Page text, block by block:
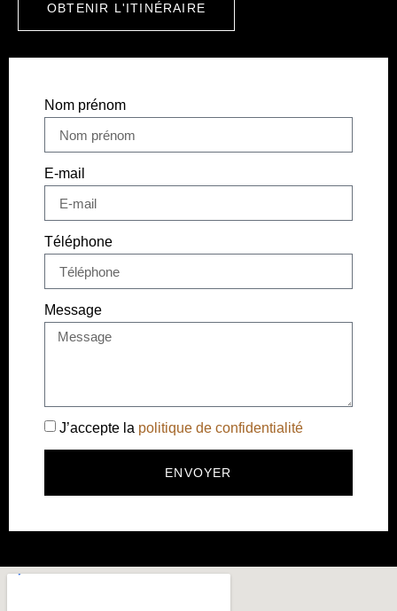
OBTENIR L'ITINÉRAIRE
Nom prénom
E-mail
Téléphone
Message
J’accepte la politique de confidentialité
ENVOYER